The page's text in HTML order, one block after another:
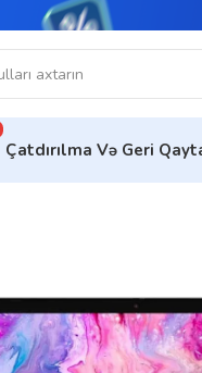
Çatdırılma Və Geri